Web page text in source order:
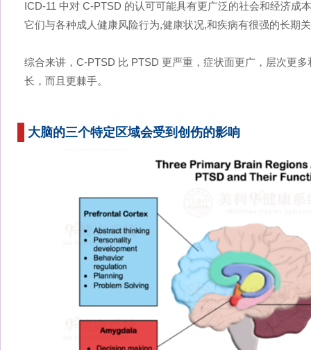
ICD-11 中对 C-PTSD 的认可可能具有更广泛的社会和经济成
它们与各种成人健康风险行为,健康状况,和疾病有很强的长期
综合来讲，C-PTSD 比 PTSD 更严重，症状面更广，层次更
长，而且更棘手。
大脑的三个特定区域会受到创伤的影响